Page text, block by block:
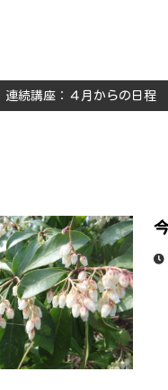
連続講座：４月からの日程